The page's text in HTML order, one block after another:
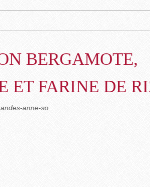
BERGAMOTE,
ET FARINE DE
anne-so